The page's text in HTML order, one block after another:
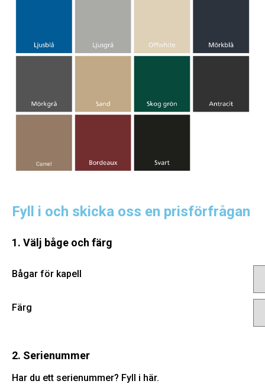
Fyll i och skicka oss en prisförfrågan
1. Välj båge och färg
Bågar för kapell
Färg
2. Serienummer
Har du ett serienummer? Fyll i här.